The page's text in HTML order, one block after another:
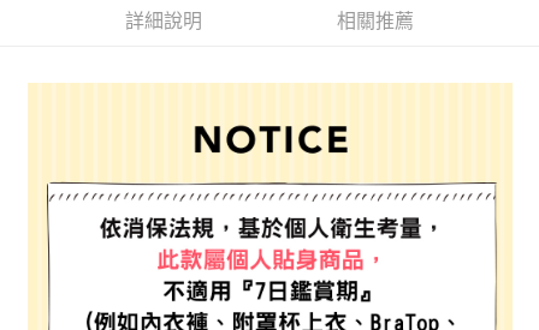
3.實際核准額度、可分期數及費用金額請依後續交易確認頁面所載為準。
1.分期款項不併入電信帳單，「大哥付你分期」於每月結算日後寄送繳費提
2.透過簡訊連結打開帳單後，可選擇「超商條碼／台灣大直營門市／銀行轉
帳／街口支付／iPASS MONEY」等通路繳費。
【注意事項】
1.本服務係由「台灣大哥大股份有限公司」（以下簡稱本公司）所提供，讓
用戶於交易時，得透過本服務購買商品或服務，並由商店將買賣／分期付款
買賣價金債權讓與本公司後，依約使用本公司帳單繳交帳款。
AFTEE先享後付是「在收到商品之後才付款」的支付方式。 讓您購物簡單便
２．便利：只要手機號碼，簡訊認證，即可結帳。
【「AFTEE先享後付」結帳流程】
結帳頁面，進行簡訊認證並確認金額後，即可完成結帳。
２．訂單成立數日內，您將收到繳費通知簡訊。
３．收到繳費通知簡訊後14天內，點擊此簡訊中的連結，可透過四大超商／
ATM／網路銀行／等多元方式進行付款，方視為交易完成。
※ 請注意：結帳手續完成當下不需立刻繳費，但若您需要取消訂單，請聯絡
購買商品的店家。未經商家同意取消之訂單仍視為有效，需透過AFTEE先享
後付繳納相關費用。
每筆NT$80，滿NT$888(含以上)免運費
7-11 取貨付款
每筆NT$80，滿NT$1,500(含以上)免運費
詳細說明 相關推薦